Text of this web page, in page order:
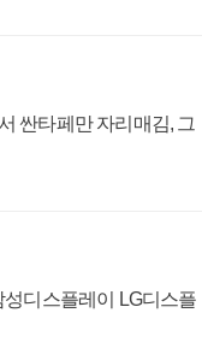
싼타페만 자리매김, 그
디스플레이 LG디스플